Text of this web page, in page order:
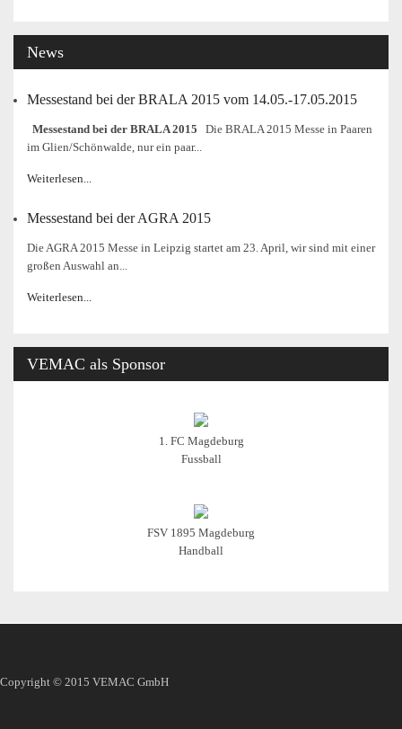
News
Messestand bei der BRALA 2015 vom 14.05.-17.05.2015
Messestand bei der BRALA 2015 Die BRALA 2015 Messe in Paaren
im Glien/Schönwalde, nur ein paar...
Weiterlesen...
Messestand bei der AGRA 2015
Die AGRA 2015 Messe in Leipzig startet am 23. April, wir sind mit einer
großen Auswahl an...
Weiterlesen...
VEMAC als Sponsor
1. FC Magdeburg
Fussball
FSV 1895 Magdeburg
Handball
Copyright © 2015 VEMAC GmbH